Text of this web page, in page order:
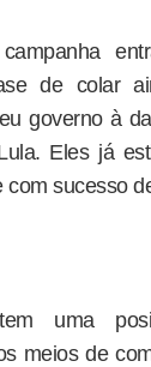
de colar
governo à
Eles já
com sucesso
uma
meios de